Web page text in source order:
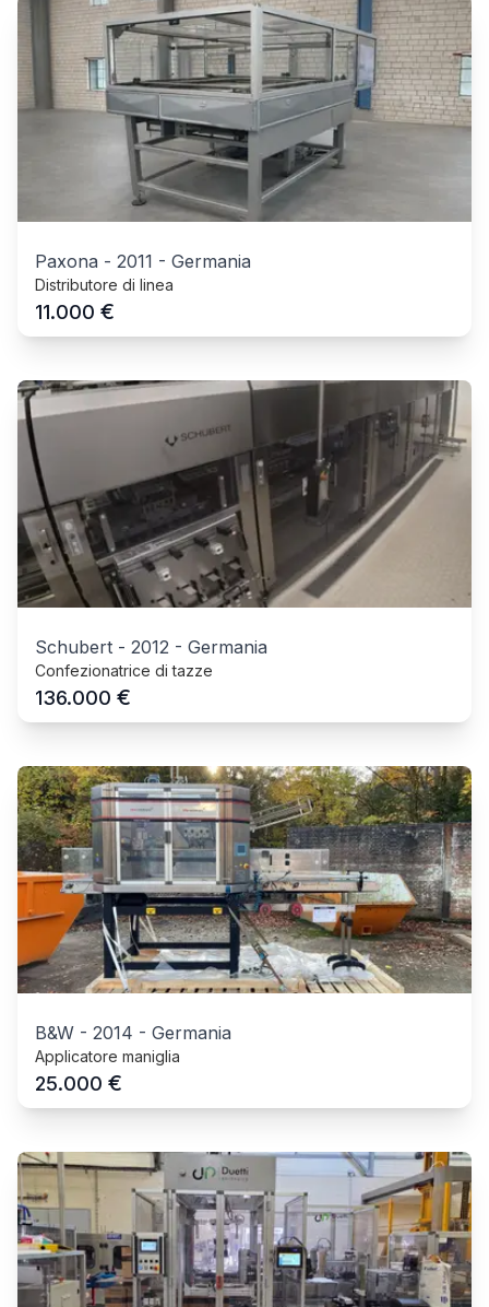
Paxona - 2011 - Germania
Distributore di linea
11.000 €
Schubert - 2012 - Germania
Confezionatrice di tazze
136.000 €
B&W - 2014 - Germania
Applicatore maniglia
25.000 €